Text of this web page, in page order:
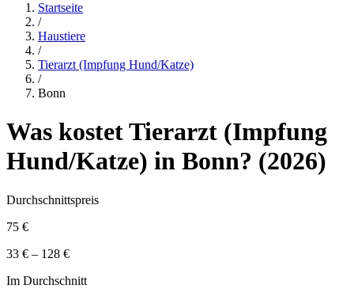
Startseite
/
Haustiere
/
Tierarzt (Impfung Hund/Katze)
/
Bonn
Was kostetTierarzt (Impfung
Hund/Katze) in Bonn? (2026)
Durchschnittspreis
75 €
33 € – 128 €
Im Durchschnitt